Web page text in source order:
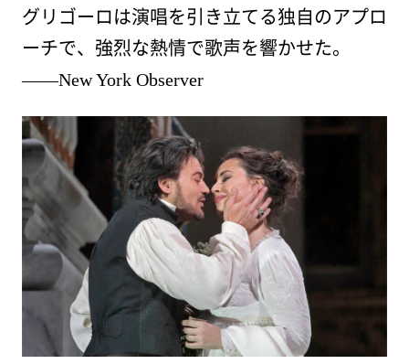
グリゴーロは演唱を引き立てる独自のアプロ
ーチで、強烈な熱情で歌声を響かせた。
――New York Observer